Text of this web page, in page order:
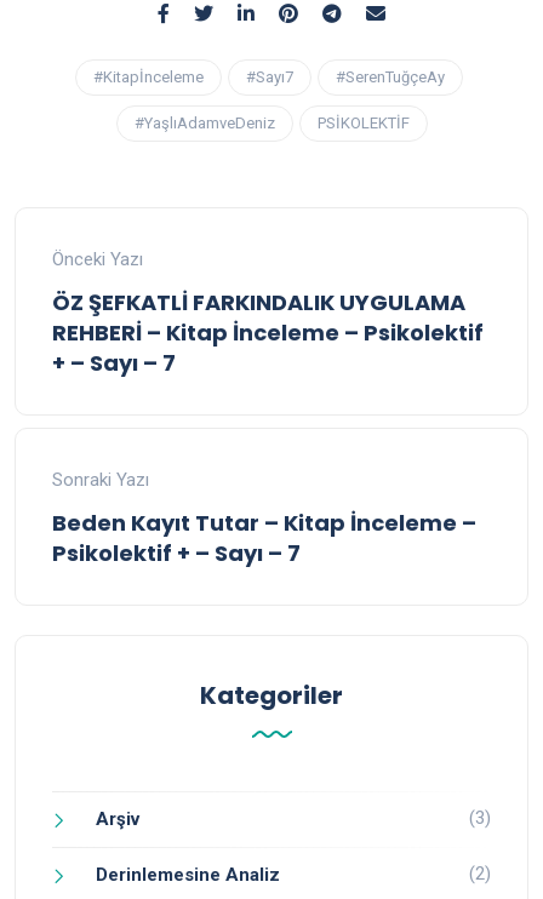
#Kitapİnceleme #Sayı7 #SerenTuğçeAy
#YaşlıAdamveDeniz PSİKOLEKTİF
Önceki Yazı
ÖZ ŞEFKATLİ FARKINDALIK UYGULAMA
REHBERİ – Kitap İnceleme – Psikolektif
+ – Sayı – 7
Sonraki Yazı
Beden Kayıt Tutar – Kitap İnceleme –
Psikolektif + – Sayı – 7
Kategoriler
Arşiv (3)
Derinlemesine Analiz (2)